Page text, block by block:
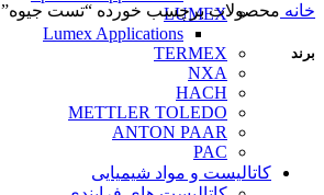
LUMEX
Lumex Applications
TERMEX
NXA
HACH
METTLER TOLEDO
ANTON PAAR
PAC
کاتالیست و مواد شیمیایی
خانه محصولات برچسب خورده “تست جیوه”
برند